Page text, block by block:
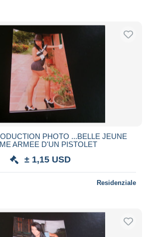
PHOTO ...BELLE JEUNE
ARMEE D'UN PISTOLET
± 1,15 USD
Residenziale